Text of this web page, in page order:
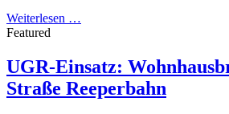
Weiterlesen …
Featured
UGR-Einsatz:
Straße Reeperbahn